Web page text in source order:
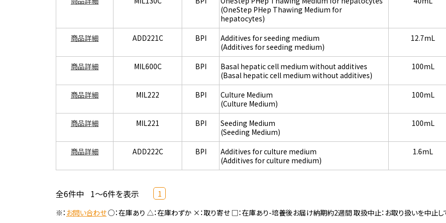
(OneStep PHep Thawing Medium for
hepatocytes)
商品詳細 ADD221C BPI
Additives for seeding medium
(Additives for seeding medium)
12.7mL
商品詳細 MIL600C BPI
Basal hepatic cell medium without additives
(Basal hepatic cell medium without additives)
100mL
商品詳細 MIL222 BPI
Culture Medium
(Culture Medium)
100mL
商品詳細 MIL221 BPI
Seeding Medium
(Seeding Medium)
100mL
商品詳細 ADD222C BPI
Additives for culture medium
(Additives for culture medium)
1.6mL
全6件中 1～6件を表示 1
※： お問い合わせ○：在庫あり △：在庫わずか ×：取り寄せ □：在庫あり-培養後お届け納期約2週間 取扱中止：お取り扱いを中止し